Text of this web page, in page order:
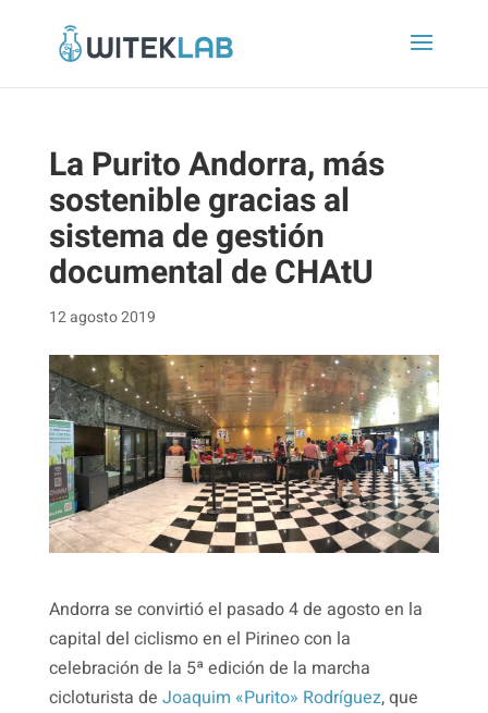
La Purito Andorra, más
sostenible gracias al
sistema de gestión
documental de CHAtU
12 agosto 2019
Andorra se convirtió el pasado 4 de agosto en la
capital del ciclismo en el Pirineo con la
celebración de la 5ª edición de la marcha
cicloturista de Joaquim «Purito» Rodríguez, que